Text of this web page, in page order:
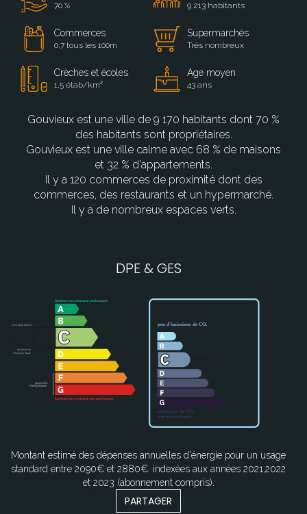
70 % 9 213 habitants
Commerces
0,7 tous les 100m
Supermarchés
Très nombreux
Crèches et écoles
1,5 étab/km²
Age moyen
43 ans
Gouvieux est une ville de 9 170 habitants dont 70 %
des habitants sont propriétaires.
Gouvieux est une ville calme avec 68 % de maisons
et 32 % d'appartements.
Il y a 120 commerces de proximité dont des
commerces, des restaurants et un hypermarché.
Il y a de nombreux espaces verts.
DPE & GES
Montant estimé des dépenses annuelles d'énergie pour un usage
standard entre 2090€ et 2880€. indexées aux années 2021,2022
et 2023 (abonnement compris).
PARTAGER